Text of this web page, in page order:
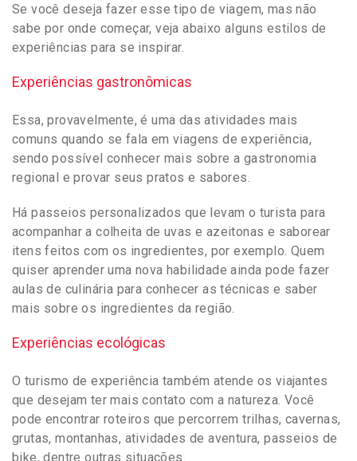
Se você deseja fazer esse tipo de viagem, mas não
sabe por onde começar, veja abaixo alguns estilos de
experiências para se inspirar.
Experiências gastronômicas
Essa, provavelmente, é uma das atividades mais
comuns quando se fala em viagens de experiência,
sendo possível conhecer mais sobre a gastronomia
regional e provar seus pratos e sabores.
Há passeios personalizados que levam o turista para
acompanhar a colheita de uvas e azeitonas e saborear
itens feitos com os ingredientes, por exemplo. Quem
quiser aprender uma nova habilidade ainda pode fazer
aulas de culinária para conhecer as técnicas e saber
mais sobre os ingredientes da região.
Experiências ecológicas
O turismo de experiência também atende os viajantes
que desejam ter mais contato com a natureza. Você
pode encontrar roteiros que percorrem trilhas, cavernas,
grutas, montanhas, atividades de aventura, passeios de
bike, dentre outras situações.